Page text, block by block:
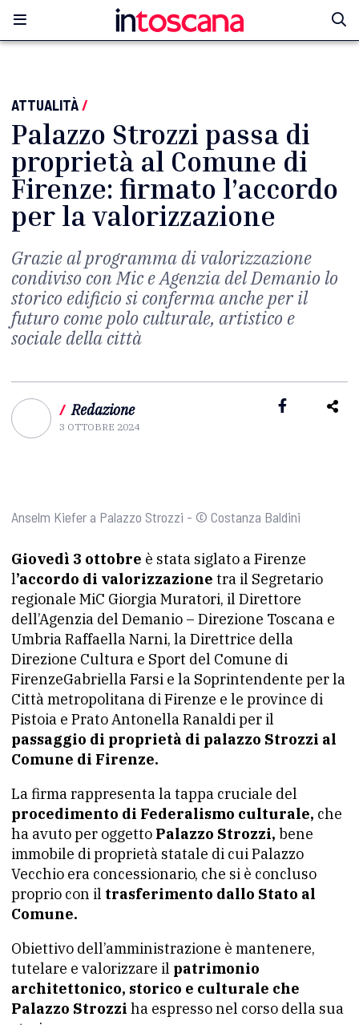
ATTUALITÀ/
Palazzo Strozzi passa di
proprietà al Comune di
Firenze: firmato l’accordo
per la valorizzazione
Grazie al programma di valorizzazione
condiviso con Mic e Agenzia del Demanio lo
storico edificio si conferma anche per il
futuro come polo culturale, artistico e
sociale della città
/ Redazione
3 OTTOBRE 2024
Anselm Kiefer a Palazzo Strozzi - © Costanza Baldini
Giovedì 3 ottobre è stata siglato a Firenze
l’accordo di valorizzazione tra il Segretario
regionale MiC Giorgia Muratori, il Direttore
dell’Agenzia del Demanio – Direzione Toscana e
Umbria Raffaella Narni, la Direttrice della
Direzione Cultura e Sport del Comune di
FirenzeGabriella Farsi e la Soprintendente per la
Città metropolitana di Firenze e le province di
Pistoia e Prato Antonella Ranaldi per il
passaggio di proprietà di palazzo Strozzi al
Comune di Firenze.
La firma rappresenta la tappa cruciale del
procedimento di Federalismo culturale, che
ha avuto per oggetto Palazzo Strozzi, bene
immobile di proprietà statale di cui Palazzo
Vecchio era concessionario, che si è concluso
proprio con il trasferimento dallo Stato al
Comune.
Obiettivo dell’amministrazione è mantenere,
tutelare e valorizzare il patrimonio
architettonico, storico e culturale che
Palazzo Strozzi ha espresso nel corso della sua